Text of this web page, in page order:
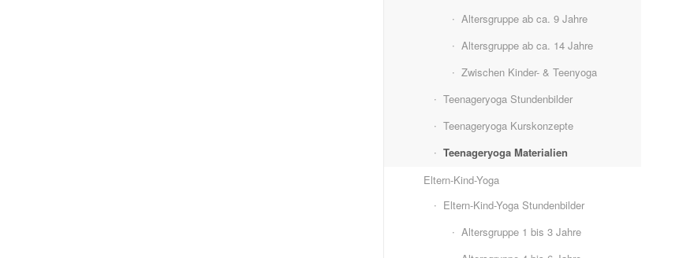
Altersgruppe ab ca. 9 Jahre
Altersgruppe ab ca. 14 Jahre
Zwischen Kinder- & Teenyoga
Teenageryoga Stundenbilder
Teenageryoga Kurskonzepte
Teenageryoga Materialien
Eltern-Kind-Yoga
Eltern-Kind-Yoga Stundenbilder
Altersgruppe 1 bis 3 Jahre